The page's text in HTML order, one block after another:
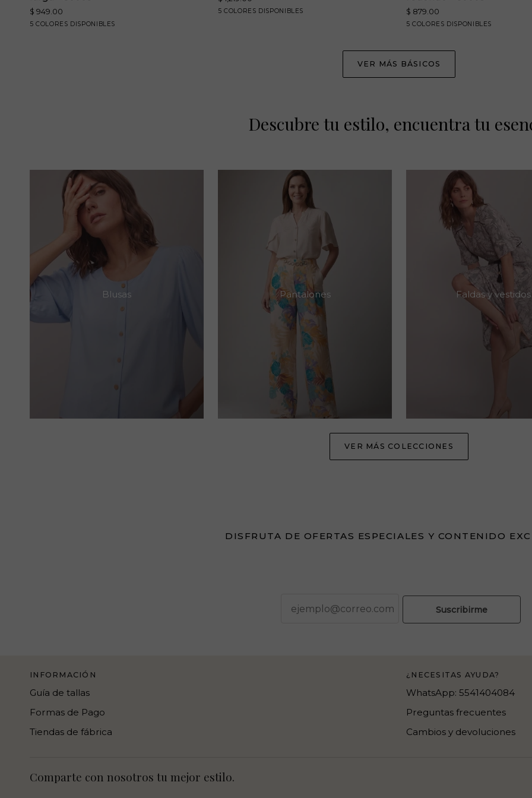
redondo
manga
$ 949.00
5 COLORES DISPONIBLES
negrorojoblancoarena
azul
de
5 COLORES DISPONIBLES
arenanegrorojoazulblanco
escote
C0005
$ 879.00
5 COLORES DISPONIBLES
arenarojonegroblanco
azul
VER MÁS BÁSICOS
Descubre tu estilo, encuentra tu
Blusas Pantalones Faldas y vestidos
VER MÁS COLECCIONES
DISFRUTA DE OFERTAS ESPECIALES Y CONTENIDO
Suscribirme
INFORMACIÓN
Guía de tallas
Formas de Pago
Tiendas de fábrica
¿NECESITAS AYUDA?
WhatsApp: 5541404084
Preguntas frecuentes
Cambios y devoluciones
Comparte con nosotros tu mejor estilo.